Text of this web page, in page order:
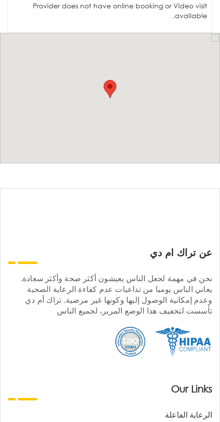
Provider does not have online booking or Video visit
available.
عن تراك ام دي
نحن في مهمة لجعل الناس يعيشون أكثر صحة وأكثر سعادة.
يعاني الناس يوميا من تداعيات عدم كفاءة الرعاية الصحية
وعدم إمكانية الوصول إليها وكونها غير مرضية. تراك أم دي
تأسست لتخفيف هذا الوضع المرير، لجميع الناس
Our Links
الرعاية الفاعلة